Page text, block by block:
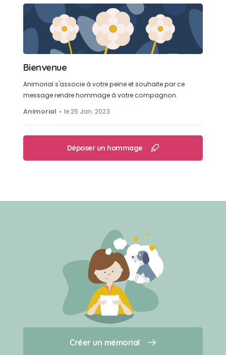
Créer un mémorial
Qui sommes-nous ?
Bienvenue
Animorial s'associe à votre peine et souhaite par ce
message rendre hommage à votre compagnon.
Animorial
le 25 Jan. 2023
Déposer un hommage
Créer un mémorial